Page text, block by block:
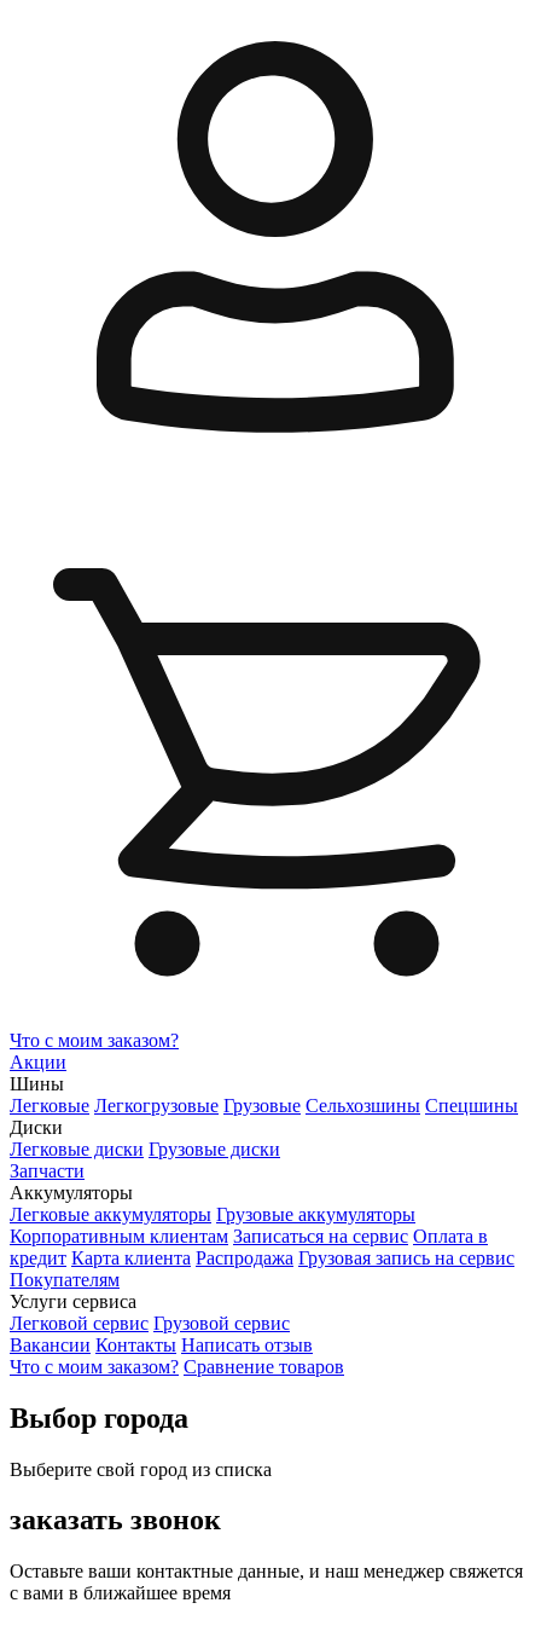
Что с моим заказом?
Акции
Шины
Легковые Легкогрузовые Грузовые Сельхозшины Спецшины
Диски
Легковые диски Грузовые диски
Запчасти
Аккумуляторы
Легковые аккумуляторы Грузовые аккумуляторы
Корпоративным клиентам Записаться на сервис Оплата в
кредит Карта клиента Распродажа Грузовая запись на сервис
Покупателям
Услуги сервиса
Легковой сервис Грузовой сервис
Вакансии Контакты Написать отзыв
Что с моим заказом? Сравнение товаров
Выбор города
Выберите свой город из списка
заказать звонок
Оставьте ваши контактные данные, и наш менеджер свяжется
с вами в ближайшее время